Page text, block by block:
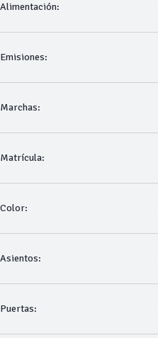
Alimentación:
Emisiones:
Marchas:
Matrícula:
Color:
Asientos:
Puertas: